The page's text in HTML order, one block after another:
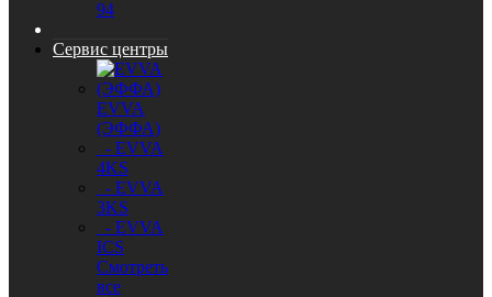
94
Сервис центры
EVVA
(ЭФФА)
- EVVA
4KS
- EVVA
3KS
- EVVA
ICS
Смотреть
все